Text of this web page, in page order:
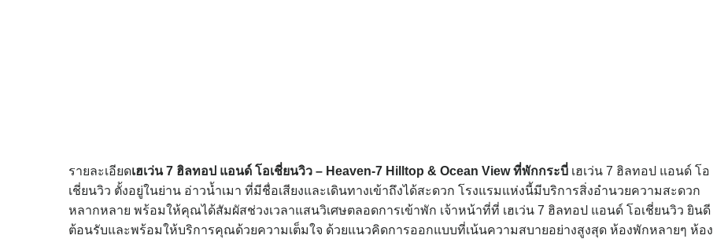
รายละเอียดเฮเว่น 7 ฮิลทอป แอนด์ โอเชี่ยนวิว – Heaven-7 Hilltop & Ocean View ที่พักกระบี่ เฮเว่น 7 ฮิลทอป แอนด์ โอ
เชี่ยนวิว ตั้งอยู่ในย่าน อ่าวน้ำเมา ที่มีชื่อเสียงและเดินทางเข้าถึงได้สะดวก โรงแรมแห่งนี้มีบริการสิ่งอำนวยความสะดวก
หลากหลาย พร้อมให้คุณได้สัมผัสช่วงเวลาแสนวิเศษตลอดการเข้าพัก เจ้าหน้าที่ที่ เฮเว่น 7 ฮิลทอป แอนด์ โอเชี่ยนวิว ยินดี
ต้อนรับและพร้อมให้บริการคุณด้วยความเต็มใจ ด้วยแนวคิดการออกแบบที่เน้นความสบายอย่างสูงสุด ห้องพักหลายๆ ห้อง